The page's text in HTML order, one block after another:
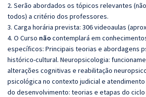
2. Serão abordados os tópicos relevantes
todos) a critério dos professores.
3. Carga horária prevista: 306 videoaulas
4. O Curso nãocontemplará em
específicos: Principais teorias e abordagens
histórico-cultural. Neuropsicologia:
alterações cognitivas e reabilitação
psicológica no contexto judicial e
do desenvolvimento: teorias e etapas do ciclo